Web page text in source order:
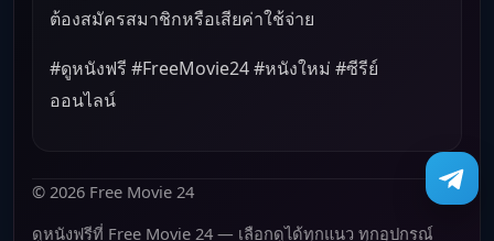
ต้องสมัครสมาชิกหรือเสียค่าใช้จ่าย
#ดูหนังฟรี #FreeMovie24 #หนังใหม่ #ซีรีย์
ออนไลน์
© 2026 Free Movie 24
ดูหนังฟรีที่ Free Movie 24 — เลือกดูได้ทุกแนว ทุกอุปกรณ์